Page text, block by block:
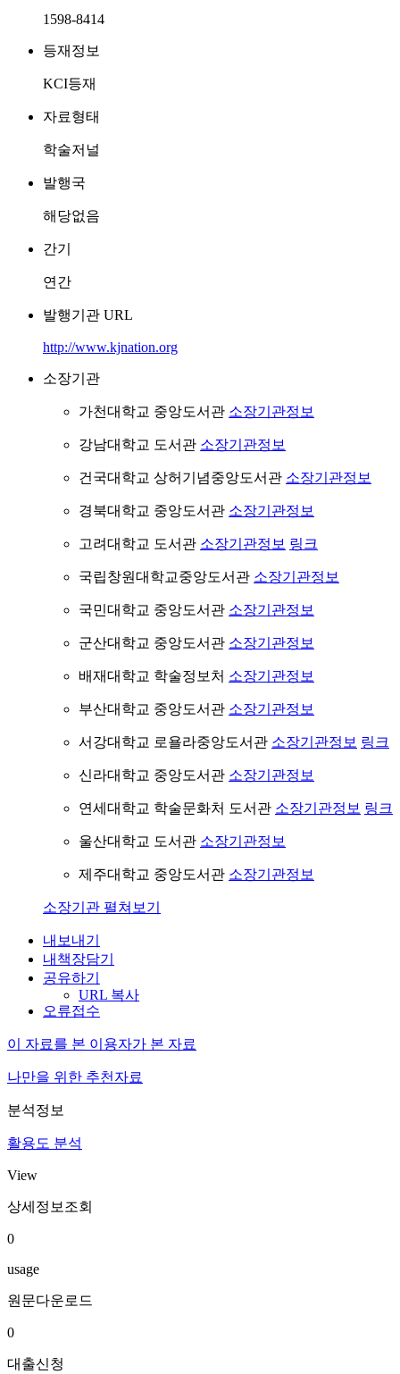
1598-8414
등재정보
KCI등재
자료형태
학술저널
발행국
해당없음
간기
연간
발행기관 URL
http://www.kjnation.org
소장기관
가천대학교 중앙도서관 소장기관정보
강남대학교 도서관 소장기관정보
건국대학교 상허기념중앙도서관 소장기관정보
경북대학교 중앙도서관 소장기관정보
고려대학교 도서관 소장기관정보 링크
국립창원대학교중앙도서관 소장기관정보
국민대학교 중앙도서관 소장기관정보
군산대학교 중앙도서관 소장기관정보
배재대학교 학술정보처 소장기관정보
부산대학교 중앙도서관 소장기관정보
서강대학교 로욜라중앙도서관 소장기관정보 링크
신라대학교 중앙도서관 소장기관정보
연세대학교 학술문화처 도서관 소장기관정보 링크
울산대학교 도서관 소장기관정보
제주대학교 중앙도서관 소장기관정보
소장기관 펼쳐보기
내보내기
내책장담기
공유하기
URL 복사
오류접수
이 자료를 본 이용자가 본 자료
나만을 위한 추천자료
분석정보
활용도 분석
View
상세정보조회
0
usage
원문다운로드
0
대출신청